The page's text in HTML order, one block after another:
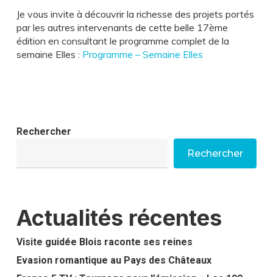
Je vous invite à découvrir la richesse des projets portés
par les autres intervenants de cette belle 17ème
édition en consultant le programme complet de la
semaine Elles : Programme – Semaine Elles
Rechercher
Rechercher
Actualités récentes
Visite guidée Blois raconte ses reines
Evasion romantique au Pays des Châteaux